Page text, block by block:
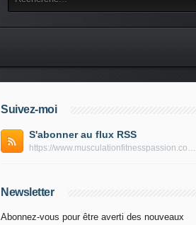
Suivez-moi
S'abonner au flux RSS
https://www.musculationfitnesspassion.com/rss
Newsletter
Abonnez-vous pour être averti des nouveaux